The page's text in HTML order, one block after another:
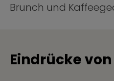
Brunch und
Eindrücke von